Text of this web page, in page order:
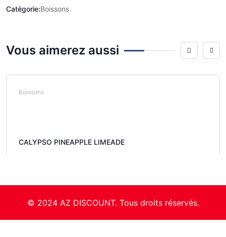
Catégorie:Boissons
Vous aimerez aussi
Boissons
CALYPSO PINEAPPLE LIMEADE
© 2024 AZ DISCOUNT. Tous droits réservés.